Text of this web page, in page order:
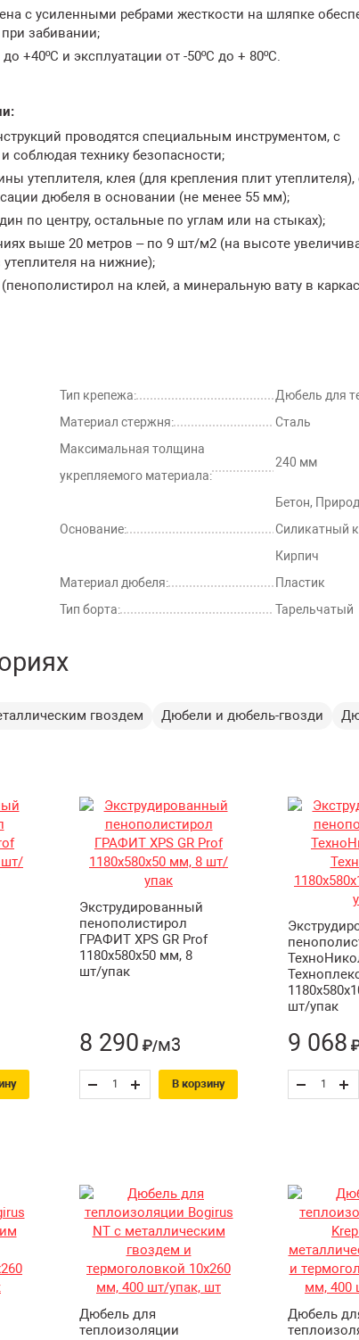
с усиленными ребрами жесткости на шляпке
забивании;
+40ºС и эксплуатации от -50ºС до + 80ºС.
проводятся специальным инструментом, с
технику безопасности;
утеплителя, клея (для крепления плит утеплителя),
дюбеля в основании (не менее 55 мм);
по центру, остальные по углам или на стыках);
выше 20 метров – по 9 шт/м2 (на высоте
утеплителя на нижние);
на клей, а минеральную вату в
Тип крепежа:
Дюбель для
Материал стержня:
Сталь
Максимальная толщина
укрепляемого материала:
240 мм
Основание:
Бетон,
Силикатный
Кирпич
Материал дюбеля:
Пластик
Тип борта:
Тарельчатый
гвоздем Дюбели и дюбель-гвозди
Экструдированный
пенополистирол
ГРАФИТ XPS GR Prof
1180х580х50 мм, 8
шт/упак
8 290 ₽/м3
В корзину
шт/упак
9 068
Дюбель для
теплоизоляции
Дюбель